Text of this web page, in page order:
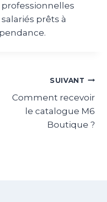
prêts à
SUIVANT
Comment recevoir
le catalogue M6
Boutique ?